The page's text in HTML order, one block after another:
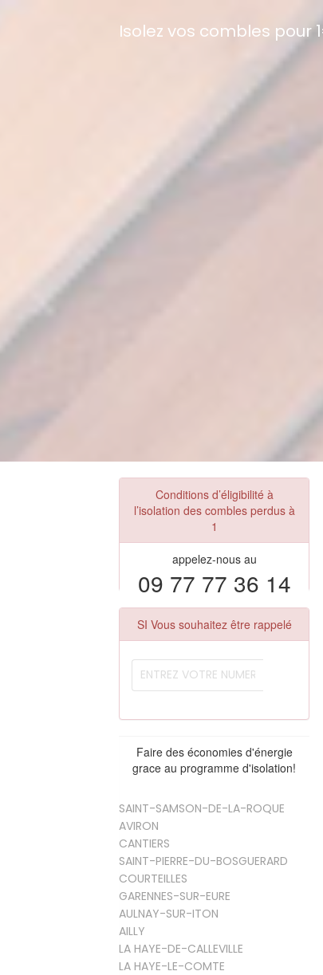
Isolez vos combles pour
Conditions d’éligibilité à
l’isolation des combles perdus à
1
appelez-nous au
09 77 77 36 14
SI Vous souhaitez être rappelé
Faire des économies d'énergie
grace au programme d'isolation!
SAINT-SAMSON-DE-LA-ROQUE
AVIRON
CANTIERS
SAINT-PIERRE-DU-BOSGUERARD
COURTEILLES
GARENNES-SUR-EURE
AULNAY-SUR-ITON
AILLY
LA HAYE-DE-CALLEVILLE
LA HAYE-LE-COMTE